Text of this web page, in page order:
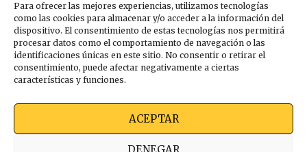
Para ofrecer las mejores experiencias, utilizamos tecnologías
como las cookies para almacenar y/o acceder a la información del
dispositivo. El consentimiento de estas tecnologías nos permitirá
procesar datos como el comportamiento de navegación o las
identificaciones únicas en este sitio. No consentir o retirar el
consentimiento, puede afectar negativamente a ciertas
características y funciones.
ACEPTAR
DENEGAR
salud
Bilbao acogerá el mayor
congreso europeo de salud
pública en noviembre
Ekimen Press